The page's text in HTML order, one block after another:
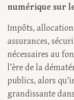
numérique sur
Impôts,
assurances,
nécessaires au
l’ère de la
publics, alors
grandissante